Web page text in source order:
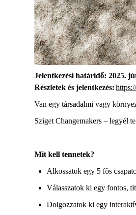
Jelentkezési határidő: 2025.
Részletek és jelentkezés:
Van egy társadalmi vagy
Sziget Changemakers – legyél
Mit kell tennetek?
Alkossatok egy 5 fős
Válasszatok ki egy fontos,
Dolgozzatok ki egy